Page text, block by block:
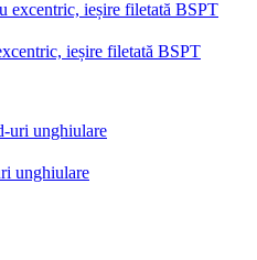
ieșire filetată BSPT
unghiulare